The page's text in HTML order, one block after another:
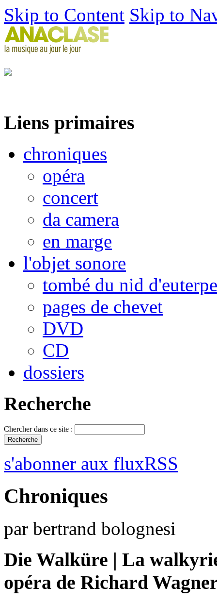
Skip to Content Skip to
Liens primaires
chroniques
opéra
concert
da camera
en marge
l'objet sonore
tombé du nid d'euterpe
pages de chevet
DVD
CD
dossiers
Recherche
Chercher dans ce site :
s'abonner aux fluxRSS
Chroniques
par bertrand bolognesi
Die Walküre | La
opéra de Richard